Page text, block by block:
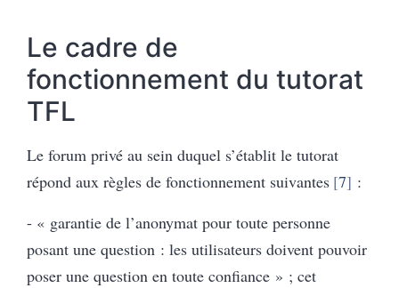
Le cadre de
fonctionnement du tutorat
TFL
Le forum privé au sein duquel s’établit le tutorat
répond aux règles de fonctionnement suivantes 7 :
- « garantie de l’anonymat pour toute personne
posant une question : les utilisateurs doivent pouvoir
poser une question en toute confiance » ; cet